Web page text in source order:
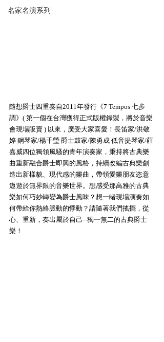
名家名演系列
隨想爵士四重奏自2011年發行《7 Tempos 七步
調》( 第一個在台灣獲得正式版權錄製，將於音樂
會現場販賣 ) 以來，廣受大家喜愛！長笛家/洪敬
婷 鋼琴家/楊千瑩 爵士鼓家/陳勇成 低音提琴家/莊
嘉威四位獨領風騷的青年演奏家，秉持將古典樂
曲重新融合爵士即興的風格，持續改編古典樂創
造出新樣貌、現代感的樂曲，帶領愛樂朋友恣意
遨遊於無界限的音樂世界。想感受那高雅的古典
樂如何巧妙轉變為爵士風味？想一睹現場演奏如
何帶給你熱絡脈動的悸動？請隨著我們搖擺，從
心、重新，奏出屬於自己─獨一無二的古典爵士
樂！